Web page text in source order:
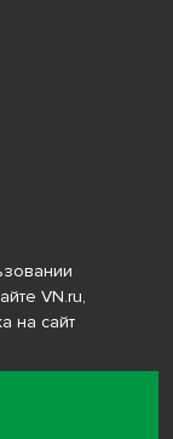
VN.ru,
на сайт